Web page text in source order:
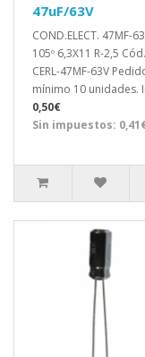
47uF/63V
COND.ELECT. 47MF-
105º 6,3X11 R-2,5 Cód.
CERL-47MF-63V
mínimo 10 unidades.
0,50€
Sin impuestos: